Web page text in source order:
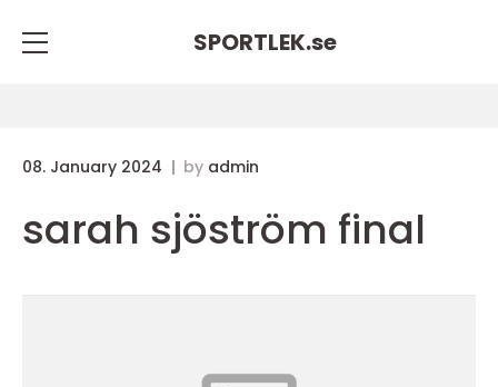
SPORTLEK.se
08. January 2024 by admin
sarah sjöström final